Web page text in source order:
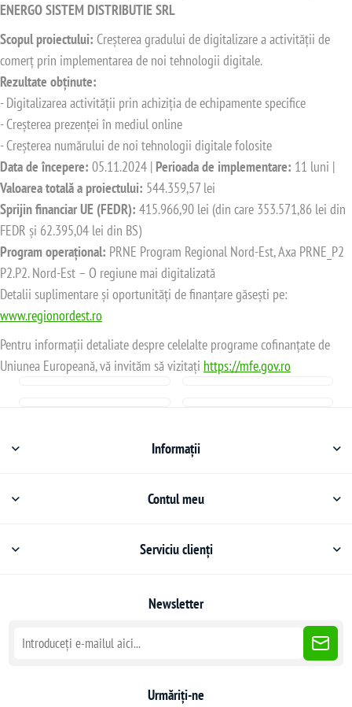
ENERGO SISTEM DISTRIBUTIE SRL
Scopul proiectului: Creșterea gradului de digitalizare a activității de
comerț prin implementarea de noi tehnologii digitale.
Rezultate obținute:
- Digitalizarea activității prin achiziția de echipamente specifice
- Creșterea prezenței în mediul online
- Creșterea numărului de noi tehnologii digitale folosite
Data de începere: 05.11.2024 | Perioada de implementare: 11 luni |
Valoarea totală a proiectului: 544.359,57 lei
Sprijin financiar UE (FEDR): 415.966,90 lei (din care 353.571,86 lei din
FEDR și 62.395,04 lei din BS)
Program operațional: PRNE Program Regional Nord-Est, Axa PRNE_P2
P2.P2. Nord-Est – O regiune mai digitalizată
Detalii suplimentare și oportunități de finanțare găsești pe:
www.regionordest.ro
Pentru informații detaliate despre celelalte programe cofinanțate de
Uniunea Europeană, vă invităm să vizitați https://mfe.gov.ro
Informații
Contul meu
Serviciu clienți
Newsletter
Urmăriți-ne